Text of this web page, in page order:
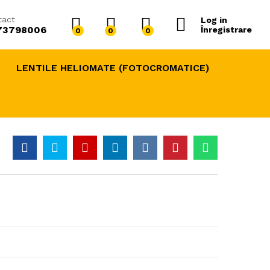
0 0 0
Log in
Înregistrare
LENTILE HELIOMATE (FOTOCROMATICE)
400,00lei